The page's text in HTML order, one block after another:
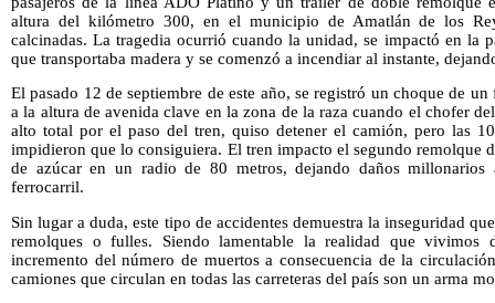
altura del kilómetro 300, en el municipio de Amatlán de los
calcinadas. La tragedia ocurrió cuando la unidad, se impactó en la
que transportaba madera y se comenzó a incendiar al instante,
El pasado 12 de septiembre de este año, se registró un choque de
a la altura de avenida clave en la zona de la raza cuando el chofer
alto total por el paso del tren, quiso detener el camión, pero las
impidieron que lo consiguiera. El tren impacto el segundo remolque
de azúcar en un radio de 80 metros, dejando daños
ferrocarril.
Sin lugar a duda, este tipo de accidentes demuestra la inseguridad
remolques o fulles. Siendo lamentable la realidad que
incremento del número de muertos a consecuencia de la
camiones que circulan en todas las carreteras del país son un arma